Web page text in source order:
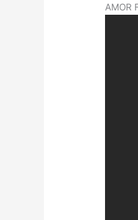
AMOR